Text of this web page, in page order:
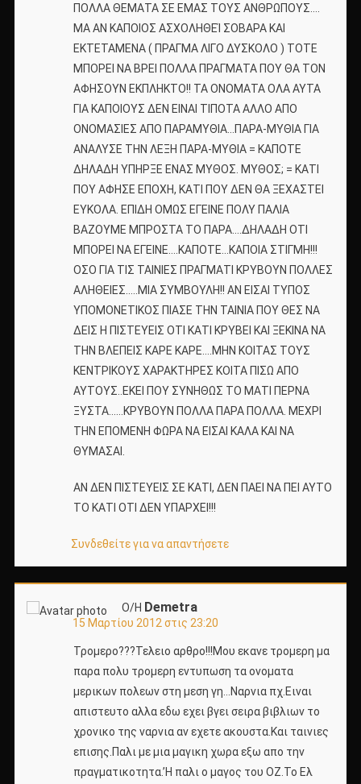
ΠΟΛΛΑ ΘΕΜΑΤΑ ΣΕ ΕΜΑΣ ΤΟΥΣ ΑΝΘΡΩΠΟΥΣ….
ΜΑ ΑΝ ΚΑΠΟΙΟΣ ΑΣΧΟΛΗΘΕΊ ΣΟΒΑΡΑ ΚΑΙ
ΕΚΤΕΤΑΜΕΝΑ ( ΠΡΑΓΜΑ ΛΙΓΟ ΔΥΣΚΟΛΟ ) ΤΟΤΕ
ΜΠΟΡΕΙ ΝΑ ΒΡΕΙ ΠΟΛΛΑ ΠΡΑΓΜΑΤΑ ΠΟΥ ΘΑ ΤΟΝ
ΑΦΗΣΟΥΝ ΕΚΠΛΗΚΤΟ!! ΤΑ ΟΝΟΜΑΤΑ ΟΛΑ ΑΥΤΑ
ΓΙΑ ΚΑΠΟΙΟΥΣ ΔΕΝ ΕΙΝΑΙ ΤΙΠΟΤΑ ΑΛΛΟ ΑΠΟ
ΟΝΟΜΑΣΙΕΣ ΑΠΟ ΠΑΡΑΜΥΘΙΑ…ΠΑΡΑ-ΜΥΘΙΑ ΓΙΑ
ΑΝΑΛΥΣΕ ΤΗΝ ΛΕΞΗ ΠΑΡΑ-ΜΥΘΙΑ = ΚΑΠΟΤΕ
ΔΗΛΑΔΗ ΥΠΗΡΞΕ ΕΝΑΣ ΜΥΘΟΣ. ΜΥΘΟΣ; = ΚΑΤΙ
ΠΟΥ ΑΦΗΣΕ ΕΠΟΧΗ, ΚΑΤΙ ΠΟΥ ΔΕΝ ΘΑ ΞΕΧΑΣΤΕΙ
ΕΥΚΟΛΑ. ΕΠΙΔΗ ΟΜΩΣ ΕΓΕΙΝΕ ΠΟΛΥ ΠΑΛΙΑ
ΒΑΖΟΥΜΕ ΜΠΡΟΣΤΑ ΤΟ ΠΑΡΑ….ΔΗΛΑΔΗ ΟΤΙ
ΜΠΟΡΕΙ ΝΑ ΕΓΕΙΝΕ….ΚΑΠΟΤΕ…ΚΑΠΟΙΑ ΣΤΙΓΜΗ!!!
ΟΣΟ ΓΙΑ ΤΙΣ ΤΑΙΝΙΕΣ ΠΡΑΓΜΑΤΙ ΚΡΥΒΟΥΝ ΠΟΛΛΕΣ
ΑΛΗΘΕΙΕΣ…..ΜΙΑ ΣΥΜΒΟΥΛΗ!! ΑΝ ΕΙΣΑΙ ΤΥΠΟΣ
ΥΠΟΜΟΝΕΤΙΚΟΣ ΠΙΑΣΕ ΤΗΝ ΤΑΙΝΙΑ ΠΟΥ ΘΕΣ ΝΑ
ΔΕΙΣ Η ΠΙΣΤΕΥΕΙΣ ΟΤΙ ΚΑΤΙ ΚΡΥΒΕΙ ΚΑΙ ΞΕΚΙΝΑ ΝΑ
ΤΗΝ ΒΛΕΠΕΙΣ ΚΑΡΕ ΚΑΡΕ….ΜΗΝ ΚΟΙΤΑΣ ΤΟΥΣ
ΚΕΝΤΡΙΚΟΥΣ ΧΑΡΑΚΤΗΡΕΣ ΚΟΙΤΑ ΠΙΣΩ ΑΠΟ
ΑΥΤΟΥΣ..ΕΚΕΙ ΠΟΥ ΣΥΝΗΘΩΣ ΤΟ ΜΑΤΙ ΠΕΡΝΑ
ΞΥΣΤΑ……ΚΡΥΒΟΥΝ ΠΟΛΛΑ ΠΑΡΑ ΠΟΛΛΑ. ΜΕΧΡΙ
ΤΗΝ ΕΠΟΜΕΝΗ ΦΩΡΑ ΝΑ ΕΙΣΑΙ ΚΑΛΑ ΚΑΙ ΝΑ
ΘΥΜΑΣΑΙ.
ΑΝ ΔΕΝ ΠΙΣΤΕΥΕΙΣ ΣΕ ΚΑΤΙ, ΔΕΝ ΠΑΕΙ ΝΑ ΠΕΙ ΑΥΤΟ
ΤΟ ΚΑΤΙ ΟΤΙ ΔΕΝ ΥΠΑΡΧΕΙ!!!
Συνδεθείτε για να απαντήσετε
Ο/Η Demetra
15 Μαρτίου 2012 στις 23:20
Τρομερο???Τελειο αρθρο!!!Μου εκανε τρομερη μα
παρα πολυ τρομερη εντυπωση τα ονοματα
μερικων πολεων στη μεση γη…Ναρνια πχ.Ειναι
απιστευτο αλλα εδω εχει βγει σειρα βιβλιων το
χρονικο της ναρνια αν εχετε ακουστα.Και ταινιες
επισης.Παλι με μια μαγικη χωρα εξω απο την
πραγματικοτητα.’Η παλι ο μαγος του ΟΖ.Το Ελ